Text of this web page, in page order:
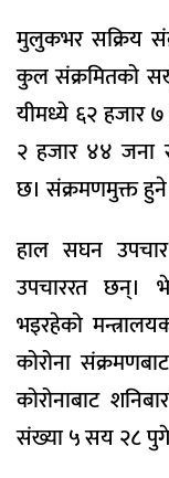
मुलुकभर सक्रिय
कुल संक्रमितको
यीमध्ये ६२ हजार
२ हजार ४४ जना
छ। संक्रमणमुक्त हुने
हाल सघन
उपचाररत छन्।
भइरहेको
कोरोना
कोरोनाबाट
संख्या ५ सय २८